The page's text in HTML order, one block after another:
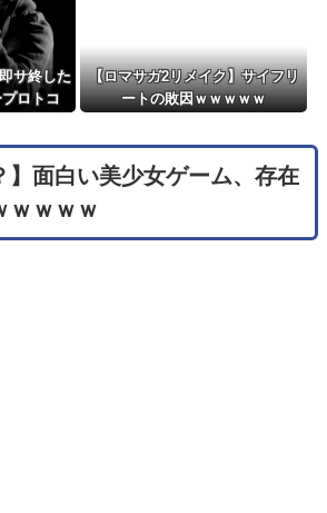
サ終した
ロトコ
【ロマサガ2リメイク】サイフリ
ートの敗因ｗｗｗｗｗ
】面白い美少女ゲーム、存在
ｗｗｗｗ